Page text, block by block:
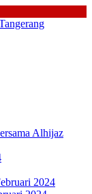
Alhijaz
2024